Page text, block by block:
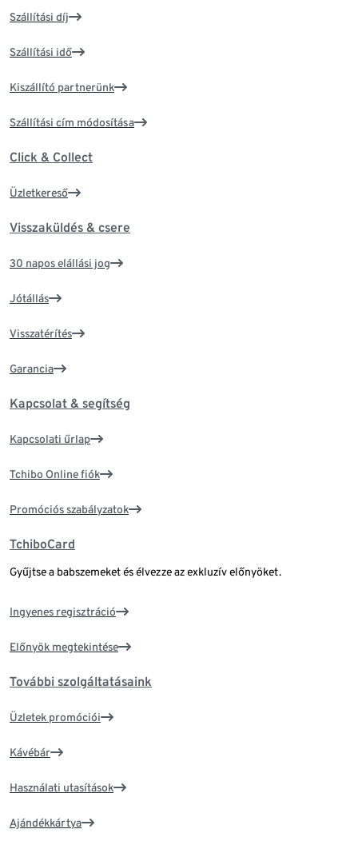
Szállítási díj
Szállítási idő
Kiszállító partnerünk
Szállítási cím módosítása
Click & Collect
Üzletkereső
Visszaküldés & csere
30 napos elállási jog
Jótállás
Visszatérítés
Garancia
Kapcsolat & segítség
Kapcsolati űrlap
Tchibo Online fiók
Promóciós szabályzatok
TchiboCard
Gyűjtse a babszemeket és élvezze az exkluzív előnyöket.
Ingyenes regisztráció
Előnyök megtekintése
További szolgáltatásaink
Üzletek promóciói
Kávébár
Használati utasítások
Ajándékkártya